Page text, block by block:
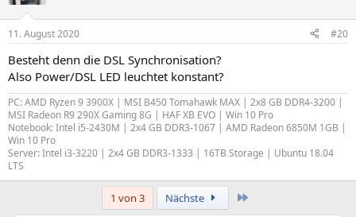
11. August 2020 #20
Besteht denn die DSL Synchronisation?
Also Power/DSL LED leuchtet konstant?
PC: AMD Ryzen 9 3900X | MSI B450 Tomahawk MAX | 2x8 GB DDR4-3200 |
MSI Radeon R9 290X Gaming 8G | HAF XB EVO | Win 10 Pro
Notebook: Intel i5-2430M | 2x4 GB DDR3-1067 | AMD Radeon 6850M 1GB |
Win 10 Pro
Server: Intel i3-3220 | 2x4 GB DDR3-1333 | 16TB Storage | Ubuntu 18.04
LTS
1 von 3 Nächste